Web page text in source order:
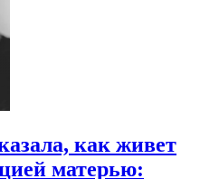
как живет
матерью: